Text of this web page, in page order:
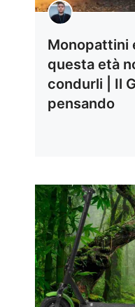
Monopattini
questa età
condurli | Il
pensando